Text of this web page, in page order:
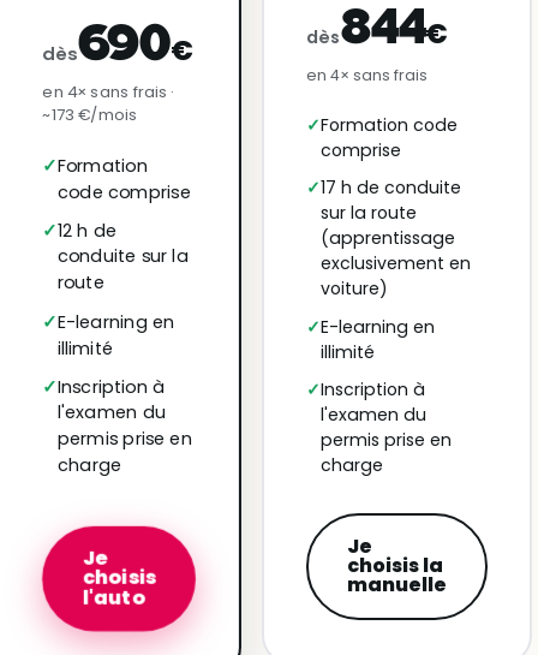
dès690€
en 4× sans frais ·
~173 €/mois
Formation
code comprise
12 h de
conduite sur la
route
E-learning en
illimité
Inscription à
l'examen du
permis prise en
charge
Je
choisis
l'auto
dès844€
en 4× sans frais
Formation code
comprise
17 h de conduite
sur la route
(apprentissage
exclusivement en
voiture)
E-learning en
illimité
Inscription à
l'examen du
permis prise en
charge
Je
choisis la
manuelle